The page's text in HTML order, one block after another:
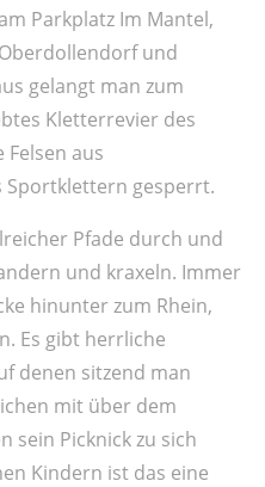
Parkplatz Im Mantel,
und
gelangt man zum
Kletterrevier des
aus
gesperrt.
Pfade durch und
und kraxeln. Immer
hinunter zum Rhein,
Es gibt herrliche
denen sitzend man
mit über dem
sein Picknick zu sich
Kindern ist das eine